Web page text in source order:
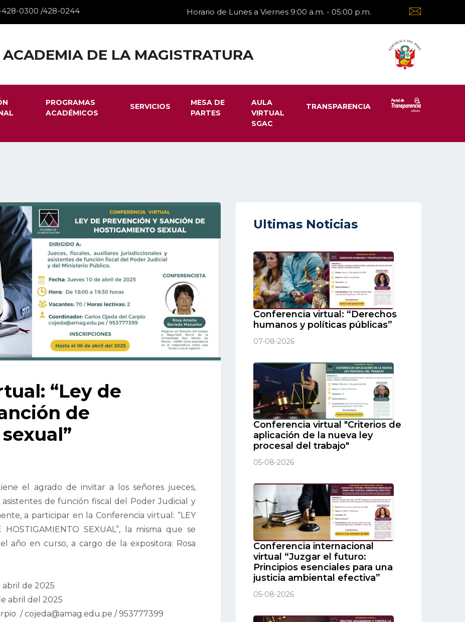
428-0300 /428-0244 Horario de Lunes a Viernes 9:00 a.m. - 05:00 p.m.
ACADEMIA DE LA MAGISTRATURA
PROGRAMAS
ACADÉMICOS
SERVICIOS
MESA DE
PARTES
AULA
VIRTUAL
SGAC
TRANSPARENCIA
“Ley de
de
el agrado de invitar a los señores jueces,
asistentes de función fiscal del Poder Judicial y
a participar en la Conferencia virtual: “LEY
HOSTIGAMIENTO SEXUAL”, la misma que se
año en curso, a cargo de la expositora: Rosa
abril de 2025
abril del 2025
/ cojeda@amag.edu.pe / 953777399
Ultimas Noticias
Conferencia virtual: “Derechos
humanos y políticas públicas”
07-08-2026
Conferencia virtual "Criterios de
aplicación de la nueva ley
procesal del trabajo"
05-08-2026
Conferencia internacional
virtual “Juzgar el futuro:
Principios esenciales para una
justicia ambiental efectiva”
05-08-2026